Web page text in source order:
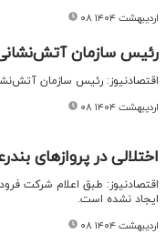
۰۸ اردیبهشت ۱۴۰۴
رئیس سازمان آتش‌نشانی بندرعباس: ۹۰ درصد
اقتصادنیوز: رئیس سازمان
۰۸ اردیبهشت ۱۴۰۴
اختلالی در پروازهای
اقتصادنیوز: طبق اعلام شرکت
ایجاد نشده‌ است.
۰۸ اردیبهشت ۱۴۰۴